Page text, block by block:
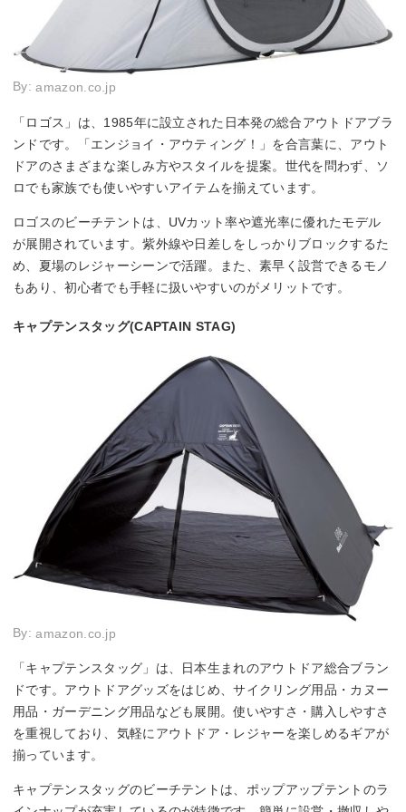
By:amazon.co.jp
「ロゴス」は、1985年に設立された日本発の総合アウトドアブラ
ンドです。「エンジョイ・アウティング！」を合言葉に、アウト
ドアのさまざまな楽しみ方やスタイルを提案。世代を問わず、ソ
ロでも家族でも使いやすいアイテムを揃えています。
ロゴスのビーチテントは、UVカット率や遮光率に優れたモデル
が展開されています。紫外線や日差しをしっかりブロックするた
め、夏場のレジャーシーンで活躍。また、素早く設営できるモノ
もあり、初心者でも手軽に扱いやすいのがメリットです。
キャプテンスタッグ(CAPTAIN STAG)
By:amazon.co.jp
「キャプテンスタッグ」は、日本生まれのアウトドア総合ブラン
ドです。アウトドアグッズをはじめ、サイクリング用品・カヌー
用品・ガーデニング用品なども展開。使いやすさ・購入しやすさ
を重視しており、気軽にアウトドア・レジャーを楽しめるギアが
揃っています。
キャプテンスタッグのビーチテントは、ポップアップテントのラ